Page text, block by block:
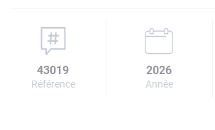
43019
Référence
2026
Année